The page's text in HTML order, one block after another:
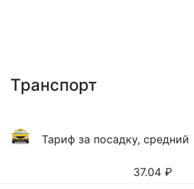
Транспорт
Тариф за посадку, средний
37.04 ₽